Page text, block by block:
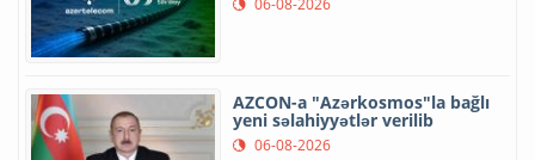
AZCON-a "Azərkosmos"la bağlı
yeni səlahiyyətlər verilib
06-08-2026